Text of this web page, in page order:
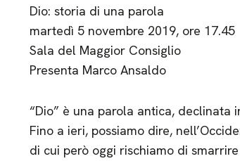
Dio: storia di una parola
martedì 5 novembre 2019, ore 17.45
Sala del Maggior Consiglio
Presenta Marco Ansaldo
“Dio” è una parola antica,
Fino a ieri, possiamo dire,
di cui però oggi rischiamo di